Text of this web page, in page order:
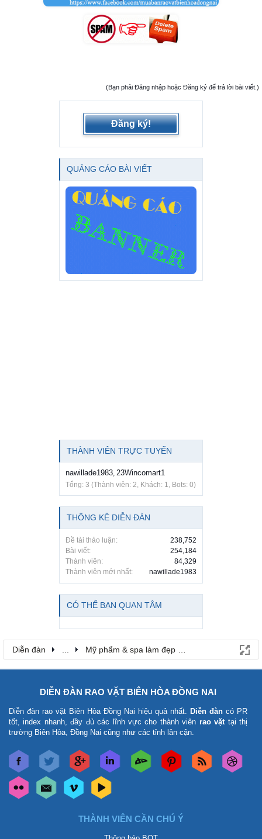
(Bạn phải Đăng nhập hoặc Đăng ký để trả lời bài viết.)
Đăng ký!
QUẢNG CÁO BÀI VIẾT
THÀNH VIÊN TRỰC TUYẾN
nawillade1983 23Wincomart1
Tổng: 3 (Thành viên: 2, Khách: 1, Bots: 0)
THỐNG KÊ DIỄN ĐÀN
Đề tài thảo luận:
238,752
Bài viết:
254,184
Thành viên:
84,329
Thành viên mới nhất:
nawillade1983
CÓ THỂ BẠN QUAN TÂM
Diễn đàn Mỹ phẩm & spa làm đẹp tại Đồng Nai
DIỄN ĐÀN RAO VẶT BIÊN HÒA ĐỒNG NAI
Diễn đàn rao vặt Biên Hòa Đồng Nai hiệu quả nhất. Diễn đàn có PR
tốt, index nhanh, đầy đủ các lĩnh vực cho thành viên rao vặt tại thị
trường Biên Hòa, Đồng Nai cũng như các tỉnh lân cận.
THÀNH VIÊN CẦN CHÚ Ý